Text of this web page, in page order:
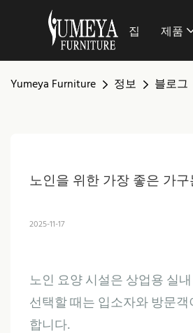
집 제품
Yumeya Furniture 정보 블로그
노인을 위한 가장 좋은 가
2025-11-17
노인 요양 시설은 상업용 실
선택할 때는 입소자와 방문
합니다.